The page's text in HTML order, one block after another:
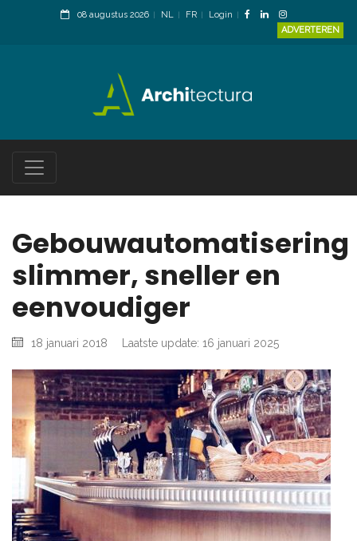
08 augustus 2026 NL FR
Login
ADVERTEREN
Gebouwautomatisering
slimmer, sneller en
eenvoudiger
18 januari 2018 Laatste update: 16 januari 2025